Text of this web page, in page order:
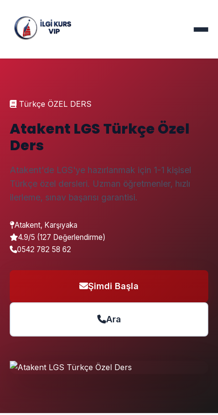
Türkçe ÖZEL DERS
Atakent LGS Türkçe Özel
Ders
Atakent'de LGS'ye hazırlanmak için 1-1 kişisel
Türkçe özel dersleri. Uzman öğretmenler, hızlı
ilerleme, sınav başarısı garantisi.
Atakent, Karşıyaka
4.9/5 (127 Değerlendirme)
0542 782 58 62
Şimdi Başla
Ara